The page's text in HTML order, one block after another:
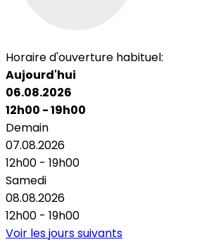
Horaire d'ouverture habituel:
Aujourd'hui
06.08.2026
12h00 - 19h00
Demain
07.08.2026
12h00 - 19h00
Samedi
08.08.2026
12h00 - 19h00
Voir les jours suivants